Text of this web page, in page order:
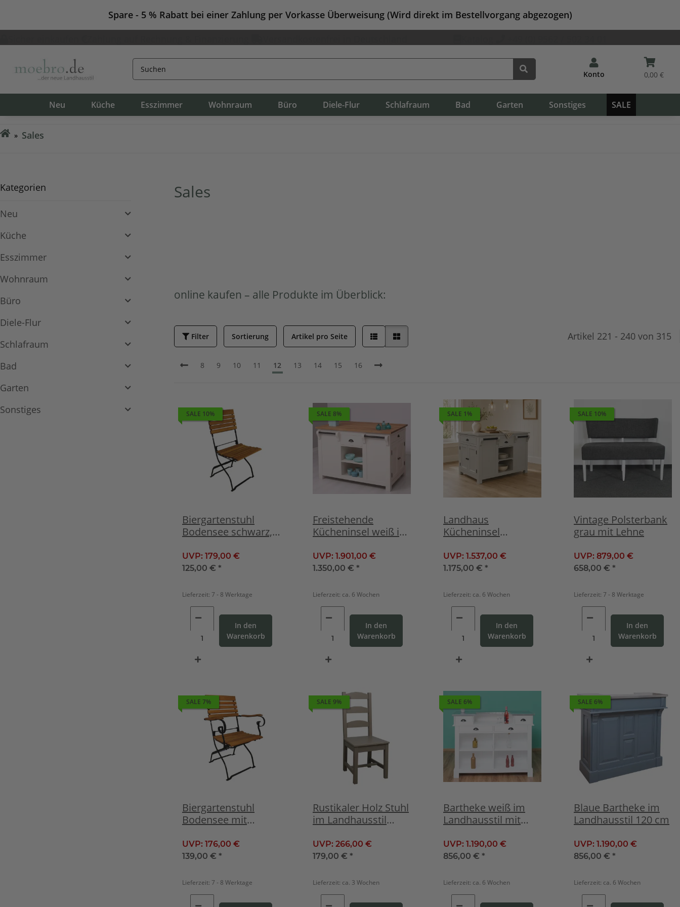
Spare - 5 % Rabatt bei einer Zahlung per Vorkasse Überweisung (Wird direkt im Bestellvorgang abgezogen)
Konto 0,00 €
Neu Küche Esszimmer Wohnraum Büro Diele-Flur Schlafraum Bad Garten Sonstiges SALE
Sales
Sales
online kaufen – alle Produkte im Überblick:
Filter Sortierung Artikel pro Seite Artikel 221 - 240 von 315
8 9 10 11 12 13 14 15 16
SALE 10%
Biergartenstuhl
Bodensee schwarz,
UVP: 179,00 €
125,00 € *
Lieferzeit: 7 - 8 Werktage
In den
Warenkorb
SALE 8%
Freistehende
Kücheninsel weiß im
UVP: 1.901,00 €
1.350,00 € *
Lieferzeit: ca. 6 Wochen
In den
Warenkorb
SALE 1%
Landhaus
Kücheninsel
Cremegrau
UVP: 1.537,00 €
1.175,00 € *
Lieferzeit: ca. 6 Wochen
In den
Warenkorb
SALE 10%
Vintage Polsterbank
grau mit Lehne
UVP: 879,00 €
658,00 € *
Lieferzeit: 7 - 8 Werktage
In den
Warenkorb
SALE 7%
Biergartenstuhl
Bodensee mit
klappbar
UVP: 176,00 €
139,00 € *
Lieferzeit: 7 - 8 Werktage
SALE 9%
Rustikaler Holz Stuhl
im Landhausstil
UVP: 266,00 €
179,00 € *
Lieferzeit: ca. 3 Wochen
SALE 6%
Bartheke weiß im
Landhausstil mit
UVP: 1.190,00 €
856,00 € *
Lieferzeit: ca. 6 Wochen
SALE 6%
Blaue Bartheke im
Landhausstil 120 cm
UVP: 1.190,00 €
856,00 € *
Lieferzeit: ca. 6 Wochen
Kategorien
Neu
Küche
Esszimmer
Wohnraum
Büro
Diele-Flur
Schlafraum
Bad
Garten
Sonstiges